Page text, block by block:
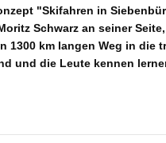
"Skifahren in
Schwarz an seiner
1300 km langen Weg in
und die Leute kennen